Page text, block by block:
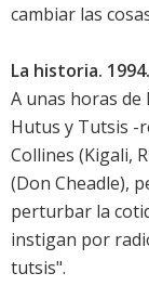
cambiar las
La historia.
A unas horas de
Hutus y Tutsis -
Collines (Kigali,
(Don Cheadle),
perturbar la
instigan por
tutsis".